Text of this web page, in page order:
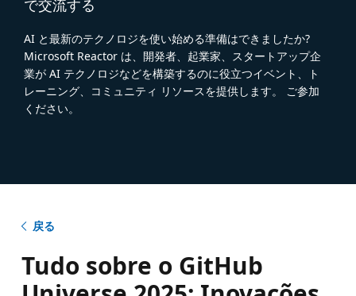
で交流する
AI と最新のテクノロジを使い始める準備はできましたか?
Microsoft Reactor は、開発者、起業家、スタートアップ企
業が AI テクノロジなどを構築するのに役立つイベント、ト
レーニング、コミュニティ リソースを提供します。 ご参加
ください。
戻る
Tudo sobre o GitHub